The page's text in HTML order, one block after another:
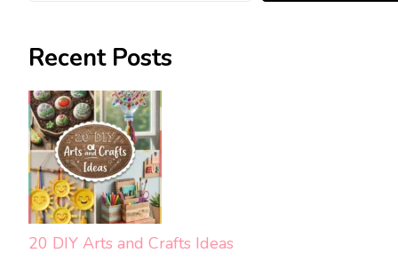
Recent Posts
20 DIY Arts and Crafts Ideas